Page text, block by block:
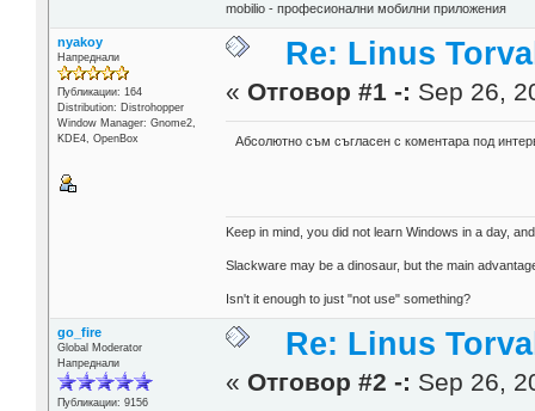
mobilio - професионални мобилни приложения
nyakoy
Напреднали
Публикации: 164
Distribution: Distrohopper
Window Manager: Gnome2,
KDE4, OpenBox
Re: Linus
« Отговор #1 -: Sep 26,
Абсолютно съм съгласен с коментара под
Keep in mind, you did not learn Windows in a day,
Slackware may be a dinosaur, but the main
Isn't it enough to just "not use" something?
go_fire
Global Moderator
Напреднали
Публикации: 9156
Re: Linus
« Отговор #2 -: Sep 26,